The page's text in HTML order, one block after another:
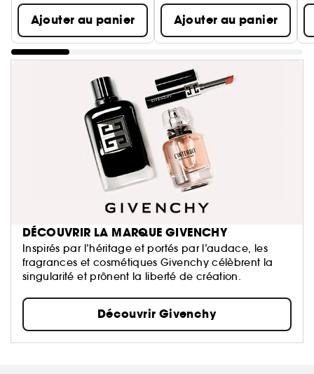
Ajouter au panier Ajouter au panier
DÉCOUVRIR LA MARQUE GIVENCHY
Inspirés par l’héritage et portés par l’audace, les
fragrances et cosmétiques Givenchy célèbrent la
singularité et prônent la liberté de création.
Découvrir Givenchy